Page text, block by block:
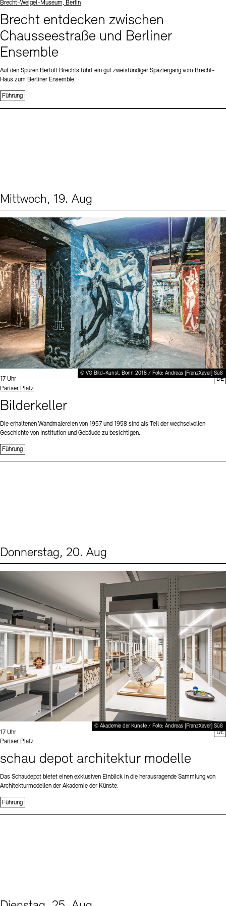
Standort
Brecht-Weigel-Museum, Berlin
Brecht entdecken zwischen
Chausseestraße und Berliner
Ensemble
Auf den Spuren Bertolt Brechts führt ein gut zweistündiger Spaziergang vom Brecht-
Haus zum Berliner Ensemble.
Führung
Mittwoch, 19. Aug
© VG Bild-Kunst, Bonn 2018 / Foto: Andreas [FranzXaver] Süß
Uhrzeit:
17 Uhr
Standort
Pariser Platz
Bilderkeller
Die erhaltenen Wandmalereien von 1957 und 1958 sind als Teil der wechselvollen
Geschichte von Institution und Gebäude zu besichtigen.
Führung
DE
Donnerstag, 20. Aug
© Akademie der Künste / Foto: Andreas [FranzXaver] Süß
Uhrzeit:
17 Uhr
Standort
Pariser Platz
schau depot architektur modelle
Das Schaudepot bietet einen exklusiven Einblick in die herausragende Sammlung von
Architekturmodellen der Akademie der Künste.
Führung
DE